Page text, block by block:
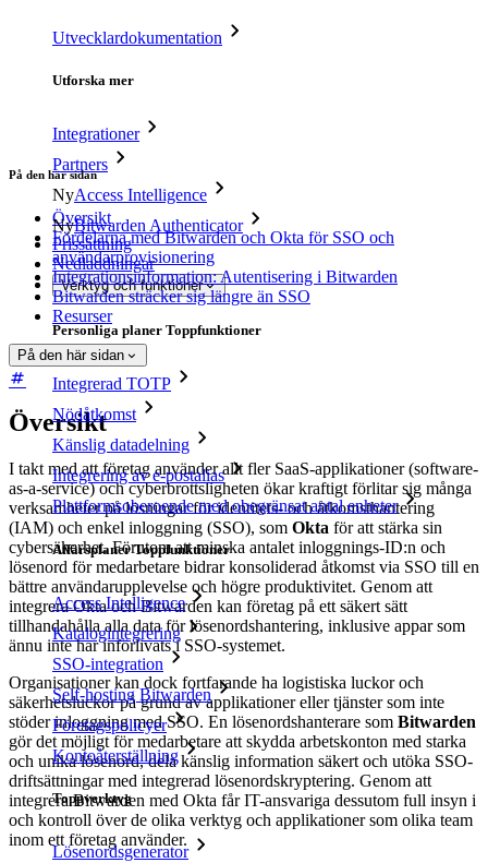
Utvecklardokumentation
Utforska mer
Integrationer
Partners
NyAccess Intelligence
NyBitwarden Authenticator
Prissättning
Nedladdningar
Verktyg och funktioner
Personliga planer Toppfunktioner
Integrerad TOTP
Nödåtkomst
Känslig datadelning
Integrering av e-postalias
Plattformsoberoende med obegränsat antal enheter
Affärsplaner Toppfunktioner
Access Intelligence
Katalogintegrering
SSO-integration
Self-hosting Bitwarden
Företagspolicyer
Kontoåterställning
Toppverktyg
Lösenordsgenerator
På den här sidan
Översikt
Fördelarna med Bitwarden och Okta för SSO och
användarprovisionering
Integrationsinformation: Autentisering i Bitwarden
Bitwarden sträcker sig längre än SSO
Resurser
På den här sidan
Översikt
I takt med att företag använder allt fler SaaS-applikationer (software-
as-a-service) och cyberbrottsligheten ökar kraftigt förlitar sig många
verksamheter på lösningar för identitets- och åtkomsthantering
(IAM) och enkel inloggning (SSO), som Okta för att stärka sin
cybersäkerhet. Förutom att minska antalet inloggnings-ID:n och
lösenord för medarbetare bidrar konsoliderad åtkomst via SSO till en
bättre användarupplevelse och högre produktivitet. Genom att
integrera Okta och Bitwarden kan företag på ett säkert sätt
tillhandahålla alla data för lösenordshantering, inklusive appar som
ännu inte har införlivats i SSO-systemet.
Organisationer kan dock fortfarande ha logistiska luckor och
säkerhetsluckor på grund av applikationer eller tjänster som inte
stöder inloggning med SSO. En lösenordshanterare som Bitwarden
gör det möjligt för medarbetare att skydda arbetskonton med starka
och unika lösenord, dela känslig information säkert och utöka SSO-
driftsättningar med integrerad lösenordskryptering. Genom att
integrera Bitwarden med Okta får IT-ansvariga dessutom full insyn i
och kontroll över de olika verktyg och applikationer som olika team
inom ett företag använder.